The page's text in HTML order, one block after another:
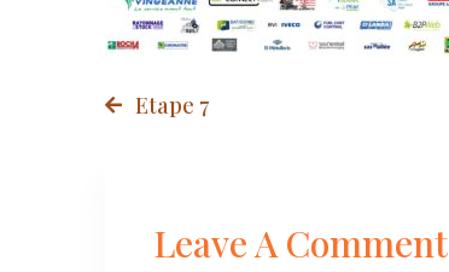
Post
Etape 7
Leave A Comment